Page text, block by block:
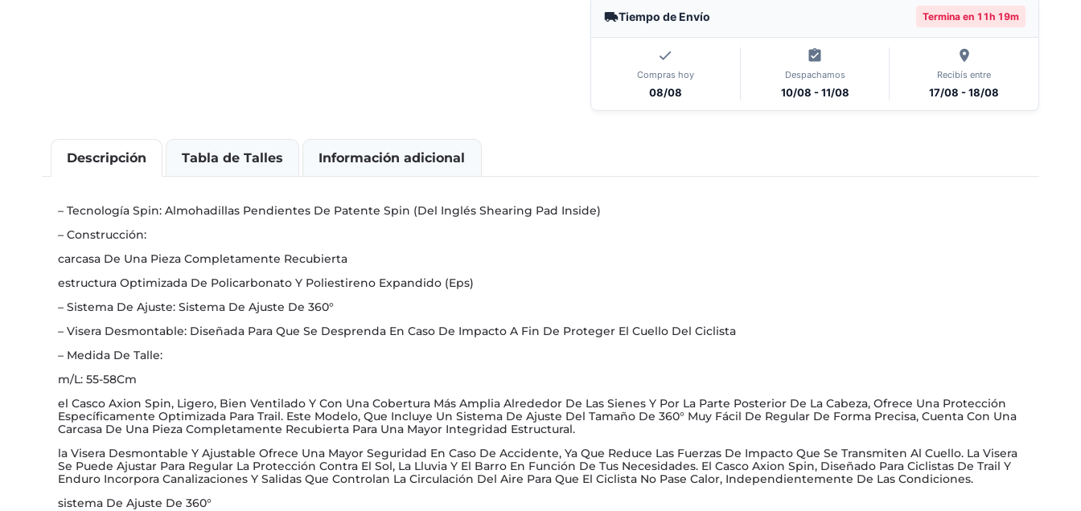
Tiempo de Envío Termina en 11h 19m
Compras hoy
08/08
Despachamos
10/08 - 11/08
Recibís entre
17/08 - 18/08
Descripción Tabla de Talles Información adicional
– Tecnología Spin: Almohadillas Pendientes De Patente Spin (Del Inglés Shearing Pad Inside)
– Construcción:
carcasa De Una Pieza Completamente Recubierta
estructura Optimizada De Policarbonato Y Poliestireno Expandido (Eps)
– Sistema De Ajuste: Sistema De Ajuste De 360°
– Visera Desmontable: Diseñada Para Que Se Desprenda En Caso De Impacto A Fin De Proteger El Cuello Del Ciclista
– Medida De Talle:
m/L: 55-58Cm
el Casco Axion Spin, Ligero, Bien Ventilado Y Con Una Cobertura Más Amplia Alrededor De Las Sienes Y Por La Parte Posterior De La Cabeza, Ofrece Una Protección
Específicamente Optimizada Para Trail. Este Modelo, Que Incluye Un Sistema De Ajuste Del Tamaño De 360° Muy Fácil De Regular De Forma Precisa, Cuenta Con Una
Carcasa De Una Pieza Completamente Recubierta Para Una Mayor Integridad Estructural.
la Visera Desmontable Y Ajustable Ofrece Una Mayor Seguridad En Caso De Accidente, Ya Que Reduce Las Fuerzas De Impacto Que Se Transmiten Al Cuello. La Visera
Se Puede Ajustar Para Regular La Protección Contra El Sol, La Lluvia Y El Barro En Función De Tus Necesidades. El Casco Axion Spin, Diseñado Para Ciclistas De Trail Y
Enduro Incorpora Canalizaciones Y Salidas Que Controlan La Circulación Del Aire Para Que El Ciclista No Pase Calor, Independientemente De Las Condiciones.
sistema De Ajuste De 360°